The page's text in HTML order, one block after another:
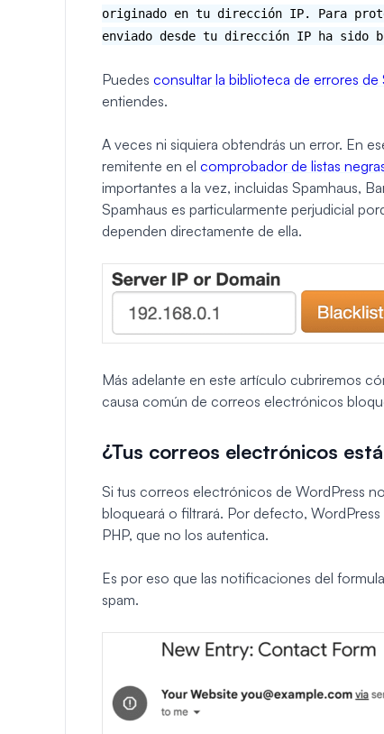
originado en tu dirección IP. Para
enviado desde tu dirección IP ha sido
Puedes consultar la biblioteca de errores de
entiendes.
A veces ni siquiera obtendrás un error. En
remitente en el comprobador de listas
importantes a la vez, incluidas Spamhaus,
Spamhaus es particularmente perjudicial
dependen directamente de ella.
Más adelante en este artículo cubriremos
causa común de correos electrónicos
¿Tus correos electrónicos
Si tus correos electrónicos de WordPress
bloqueará o filtrará. Por defecto,
PHP, que no los autentica.
Es por eso que las notificaciones del
spam.